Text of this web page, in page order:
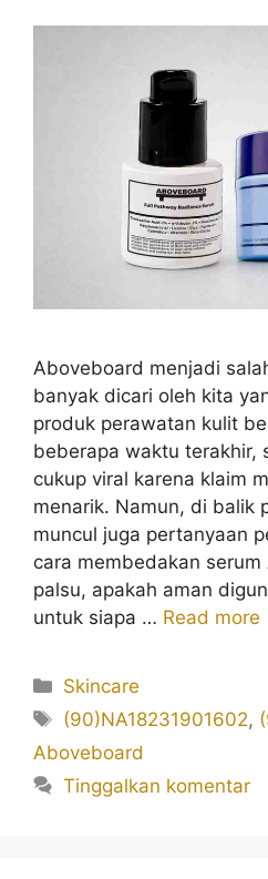
Aboveboard menjadi
banyak dicari oleh kita
produk perawatan kulit
beberapa waktu terakhir,
cukup viral karena klaim
menarik. Namun, di balik
muncul juga pertanyaan
cara membedakan
palsu, apakah aman
untuk siapa … Read more
Kategori
Skincare
Tag
(90)NA18231901602,
Aboveboard
Tinggalkan komentar